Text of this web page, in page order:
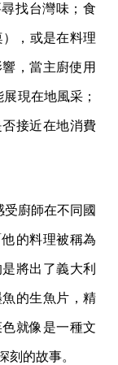
找台灣味；食
），或是在料理
，當主廚使用
現在地風采；
接近在地消費
受廚師在不同國
的料理被稱為
將出了義大利
的生魚片，精
就像是一種文
刻的故事。